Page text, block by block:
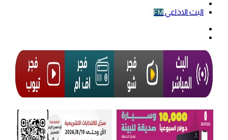
البث الاذاعي FM